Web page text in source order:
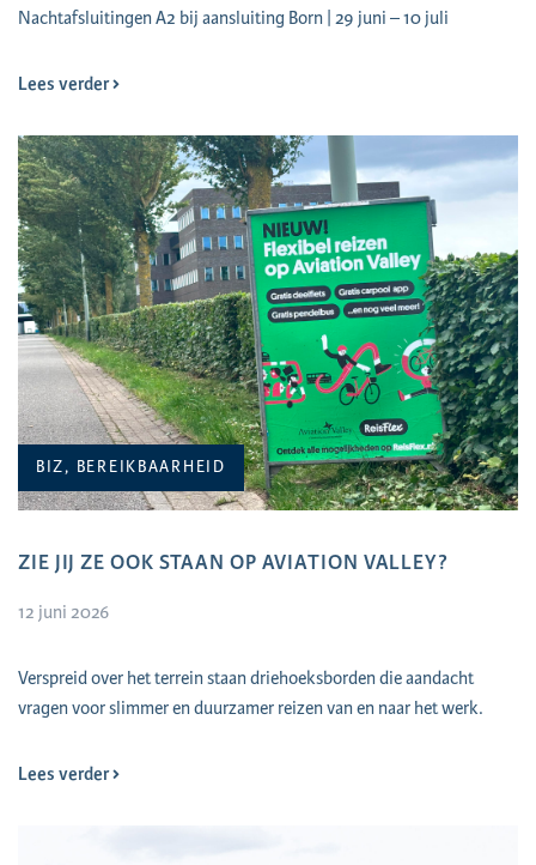
Nachtafsluitingen A2 bij aansluiting Born | 29 juni – 10 juli
Lees verder
BIZ, BEREIKBAARHEID
ZIE JIJ ZE OOK STAAN OP AVIATION VALLEY?
12 juni 2026
Verspreid over het terrein staan driehoeksborden die aandacht
vragen voor slimmer en duurzamer reizen van en naar het werk.
Lees verder